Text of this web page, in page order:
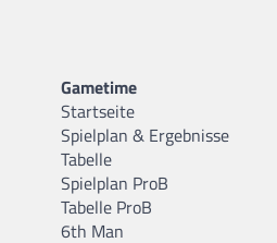
Gametime
Startseite
Spielplan & Ergebnisse
Tabelle
Spielplan ProB
Tabelle ProB
6th Man